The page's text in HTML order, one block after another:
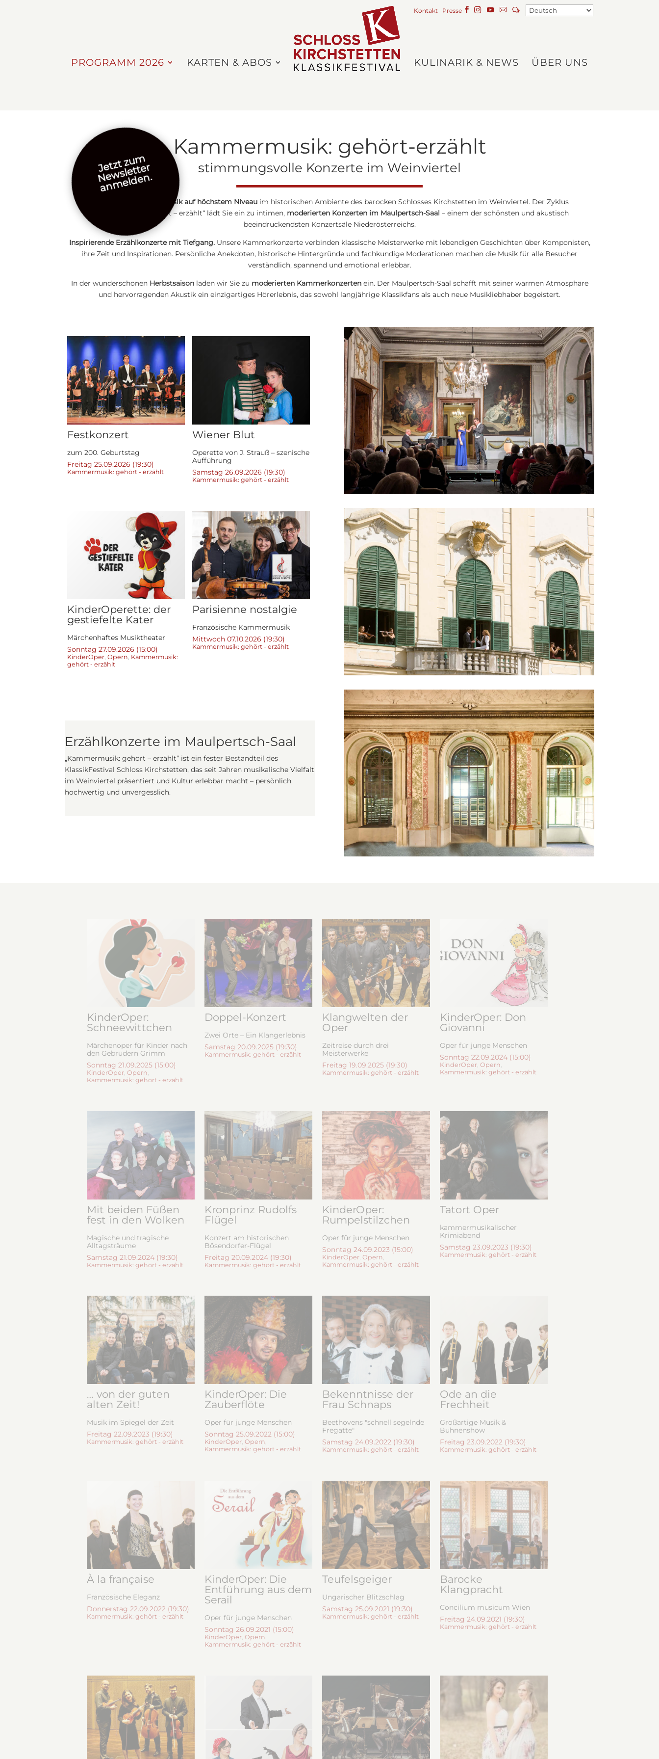
Kontakt Presse
PROGRAMM 2026 KARTEN & ABOS KULINARIK & NEWS ÜBER UNS
Kammermusik: gehört-erzählt
stimmungsvolle Konzerte im Weinviertel
Kammermusik auf höchstem Niveauim historischen Ambiente des barocken Schlosses Kirchstetten im Weinviertel. Der Zyklus
„Kammermusik: gehört – erzählt“ lädt Sie ein zu intimen, moderierten Konzerten im Maulpertsch-Saal – einem der schönsten und akustisch
beeindruckendsten Konzertsäle Niederösterreichs.
Inspirierende Erzählkonzerte mit Tiefgang. Unsere Kammerkonzerte verbinden klassische Meisterwerke mit lebendigen Geschichten über Komponisten,
ihre Zeit und Inspirationen. Persönliche Anekdoten, historische Hintergründe und fachkundige Moderationen machen die Musik für alle Besucher
verständlich, spannend und emotional erlebbar.
In der wunderschönen Herbstsaisonladen wir Sie zu moderierten Kammerkonzertenein. Der Maulpertsch-Saal schafft mit seiner warmen Atmosphäre
und hervorragenden Akustik ein einzigartiges Hörerlebnis, das sowohl langjährige Klassikfans als auch neue Musikliebhaber begeistert.
Festkonzert
zum 200. Geburtstag
Freitag 25.09.2026 (19:30)
Kammermusik: gehört - erzählt
Wiener Blut
Operette von J. Strauß – szenische
Aufführung
Samstag 26.09.2026 (19:30)
Kammermusik: gehört - erzählt
KinderOperette: der
gestiefelte Kater
​Märchenhaftes Musiktheater
Sonntag 27.09.2026 (15:00)
KinderOper Opern Kammermusik:
gehört - erzählt
Parisienne nostalgie
Französische Kammermusik
Mittwoch 07.10.2026 (19:30)
Kammermusik: gehört - erzählt
Erzählkonzerte im Maulpertsch-Saal
„Kammermusik: gehört – erzählt“ ist ein fester Bestandteil des
KlassikFestival Schloss Kirchstetten, das seit Jahren musikalische Vielfalt
im Weinviertel präsentiert und Kultur erlebbar macht – persönlich,
hochwertig und unvergesslich.
KinderOper:
Schneewittchen
Märchenoper für Kinder nach
den Gebrüdern Grimm
Sonntag 21.09.2025 (15:00)
KinderOper Opern
Kammermusik: gehört - erzählt
Doppel-Konzert
Zwei Orte – Ein Klangerlebnis
Samstag 20.09.2025 (19:30)
Kammermusik: gehört - erzählt
Klangwelten der
Oper
Zeitreise durch drei
Meisterwerke
Freitag 19.09.2025 (19:30)
Kammermusik: gehört - erzählt
KinderOper: Don
Giovanni
Oper für junge Menschen
Sonntag 22.09.2024 (15:00)
KinderOper Opern
Kammermusik: gehört - erzählt
Mit beiden Füßen
fest in den Wolken
Magische und tragische
Alltagsträume
Samstag 21.09.2024 (19:30)
Kammermusik: gehört - erzählt
Kronprinz Rudolfs
Flügel
Konzert am historischen
Bösendorfer-Flügel
Freitag 20.09.2024 (19:30)
Kammermusik: gehört - erzählt
KinderOper:
Rumpelstilzchen
Oper für junge Menschen
Sonntag 24.09.2023 (15:00)
KinderOper Opern
Kammermusik: gehört - erzählt
Tatort Oper
kammermusikalischer
Krimiabend
Samstag 23.09.2023 (19:30)
Kammermusik: gehört - erzählt
… von der guten
alten Zeit!
Musik im Spiegel der Zeit
Freitag 22.09.2023 (19:30)
Kammermusik: gehört - erzählt
KinderOper: Die
Zauberflöte
Oper für junge Menschen
Sonntag 25.09.2022 (15:00)
KinderOper, Opern,
Kammermusik: gehört - erzählt
Bekenntnisse der
Frau Schnaps
Beethovens "schnell segelnde
Fregatte"
Samstag 24.09.2022 (19:30)
Kammermusik: gehört - erzählt
Ode an die
Frechheit
Großartige Musik &
Bühnenshow
Freitag 23.09.2022 (19:30)
Kammermusik: gehört - erzählt
À la française
Französische Eleganz
Donnerstag 22.09.2022 (19:30)
Kammermusik: gehört - erzählt
KinderOper: Die
Entführung aus dem
Serail
Oper für junge Menschen
Sonntag 26.09.2021 (15:00)
KinderOper, Opern,
Kammermusik: gehört - erzählt
Teufelsgeiger
Ungarischer Blitzschlag
Samstag 25.09.2021 (19:30)
Kammermusik: gehört - erzählt
Barocke
Klangpracht
Concilium musicum Wien
Freitag 24.09.2021 (19:30)
Kammermusik: gehört - erzählt
Jetzt zum
Newsletter
anmelden.